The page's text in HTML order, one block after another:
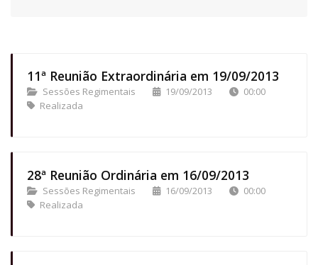
11ª Reunião Extraordinária em 19/09/2013
Sessões Regimentais 19/09/2013
00:00
Realizada
28ª Reunião Ordinária em 16/09/2013
Sessões Regimentais 16/09/2013
00:00
Realizada